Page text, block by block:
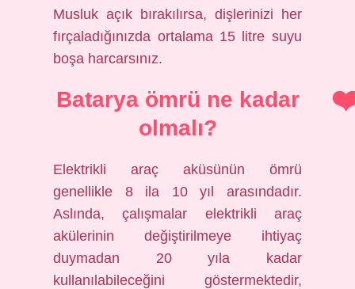
Musluk açık bırakılırsa, dişlerinizi her
fırçaladığınızda ortalama 15 litre suyu
boşa harcarsınız.
Batarya ömrü ne kadar
olmalı?
Elektrikli araç aküsünün ömrü
genellikle 8 ila 10 yıl arasındadır.
Aslında, çalışmalar elektrikli araç
akülerinin değiştirilmeye ihtiyaç
duymadan 20 yıla kadar
kullanılabileceğini göstermektedir,